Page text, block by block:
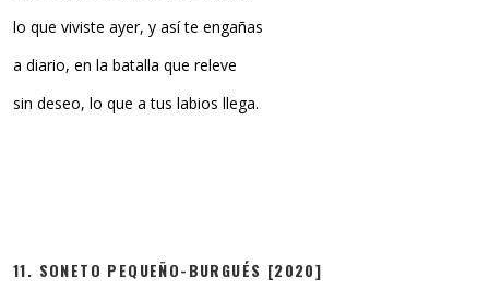
lo que viviste ayer, y así te engañas
a diario, en la batalla que releve
sin deseo, lo que a tus labios llega.
11. SONETO PEQUEÑO-BURGUÉS [2020]